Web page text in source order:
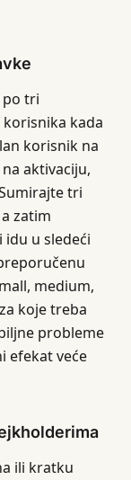
tri
kada
korisnik na
aktivaciju,
tri
zatim
u sledeći
medium,
koje treba
probleme
efekat veće
ili kratku